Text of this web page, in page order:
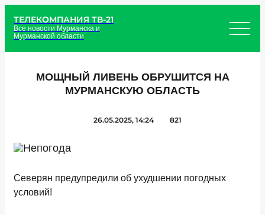
ТЕЛЕКОМПАНИЯ ТВ-21
Все новости Мурманска и
Мурманской области
МОЩНЫЙ ЛИВЕНЬ ОБРУШИТСЯ НА
МУРМАНСКУЮ ОБЛАСТЬ
26.05.2025, 14:24 821
Северян предупредили об ухудшении погодных
условий!